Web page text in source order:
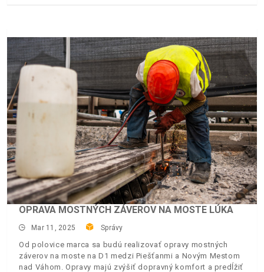
OPRAVA MOSTNÝCH ZÁVEROV NA MOSTE LÚKA
Mar 11, 2025 Správy
Od polovice marca sa budú realizovať opravy mostných
záverov na moste na D1 medzi Piešťanmi a Novým Mestom
nad Váhom. Opravy majú zvýšiť dopravný komfort a predĺžiť